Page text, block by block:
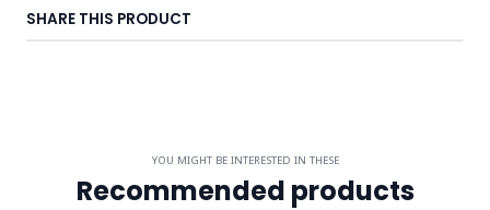
SHARE THIS PRODUCT
YOU MIGHT BE INTERESTED IN THESE
Recommended products